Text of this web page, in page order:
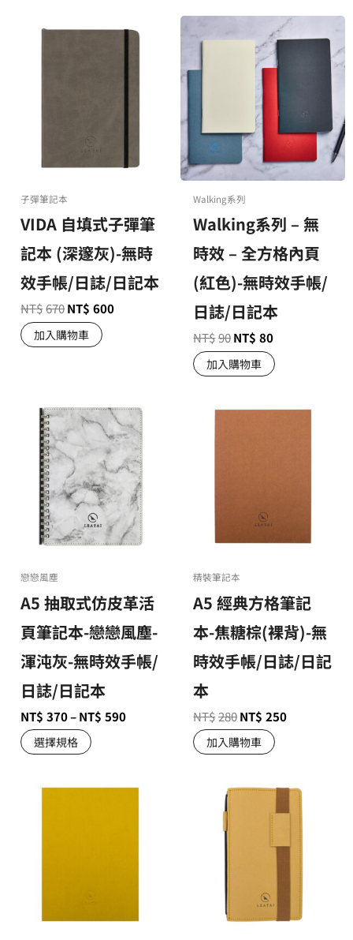
子彈筆記本
VIDA 自填式子彈筆
記本 (深邃灰)-無時
效手帳/日誌/日記本
NT$670NT$ 600
加入購物車
Walking系列
Walking系列 – 無
時效 – 全方格內頁
(紅色)-無時效手帳/
日誌/日記本
NT$90NT$ 80
加入購物車
戀戀風塵
A5 抽取式仿皮革活
頁筆記本-戀戀風塵-
渾沌灰-無時效手帳/
日誌/日記本
NT$ 370–NT$ 590
選擇規格
精裝筆記本
A5 經典方格筆記
本-焦糖棕(裸背)-無
時效手帳/日誌/日記
本
NT$280NT$ 250
加入購物車